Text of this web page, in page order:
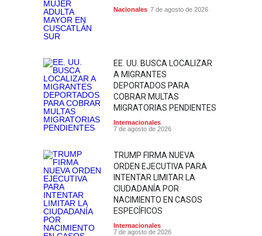
Nacionales 7 de agosto de 2026
EE. UU. BUSCA LOCALIZAR
A MIGRANTES
DEPORTADOS PARA
COBRAR MULTAS
MIGRATORIAS PENDIENTES
Internacionales
7 de agosto de 2026
TRUMP FIRMA NUEVA
ORDEN EJECUTIVA PARA
INTENTAR LIMITAR LA
CIUDADANÍA POR
NACIMIENTO EN CASOS
ESPECÍFICOS
Internacionales
7 de agosto de 2026